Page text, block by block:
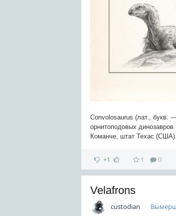
Convolosaurus (лат., букв.
орнитоподовых
Команче, штат Техас
+1 1 0
Velafrons
custodian